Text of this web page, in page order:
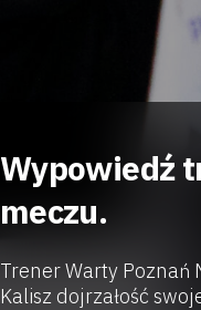
Wypowiedź
meczu.
Trener Warty Poznań
Kalisz dojrzałość